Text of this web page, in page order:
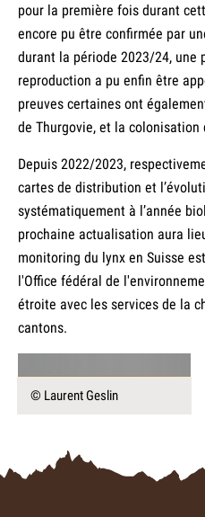
pour la première fois durant
encore pu être confirmée par
durant la période 2023/24, une
reproduction a pu enfin être
preuves certaines ont
de Thurgovie, et la colonisation
Depuis 2022/2023,
cartes de distribution et
systématiquement à l’année
prochaine actualisation aura
monitoring du lynx en Suisse
l'Office fédéral de
étroite avec les services de la
cantons.
© Laurent Geslin